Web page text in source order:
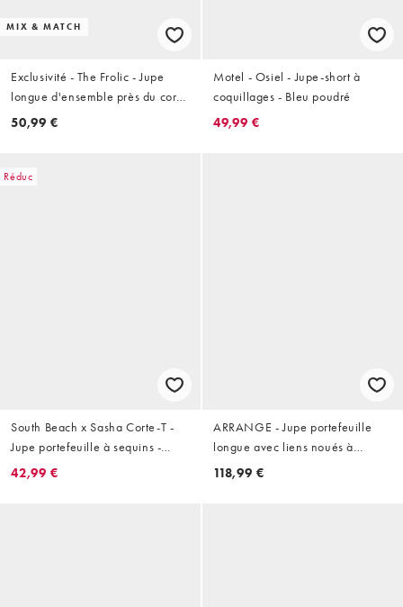
MIX & MATCH
Exclusivité - The Frolic - Jupe
longue d'ensemble près du corps
avec détail drapé noué à la taille
50,99 €
Motel - Osiel - Jupe-short à
coquillages - Bleu poudré
49,99 €
Réduc
South Beach x Sasha Corte-T -
Jupe portefeuille à sequins -
Violet
42,99 €
ARRANGE - Jupe portefeuille
longue avec liens noués à
l'avant - Blanc
118,99 €